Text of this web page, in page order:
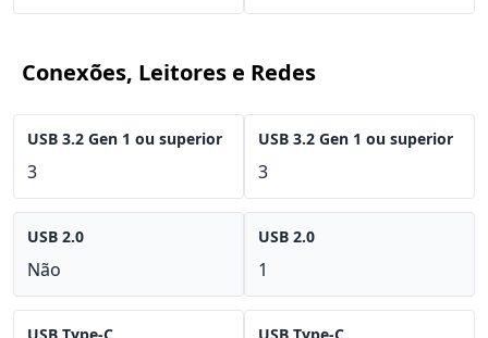
Conexões, Leitores e Redes
USB 3.2 Gen 1 ou superior
3
USB 2.0
Não
USB 3.2 Gen 1 ou superior
3
USB 2.0
1